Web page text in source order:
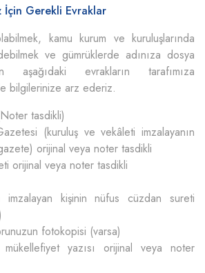
İçin Gerekli Evraklar
kamu kurum ve kuruluşlarında
ve gümrüklerde adınıza dosya
aşağıdaki evrakların tarafımıza
bilgilerinize arz ederiz.
tasdikli)
(kuruluş ve vekâleti imzalayanın
orijinal veya noter tasdikli
orijinal veya noter tasdikli
imzalayan kişinin nüfus cüzdan sureti
fotokopisi (varsa)
yazısı orijinal veya noter